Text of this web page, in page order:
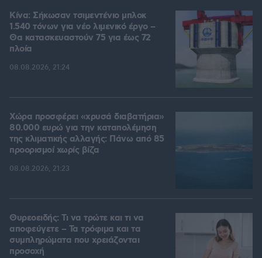
Κίνα: Σήκωσαν τσιμεντένιο μπλοκ
1.540 τόνων για νέο λιμενικό έργο –
Θα κατασκευαστούν 75 για έως 72
πλοία
08.08.2026, 21:24
Χώρα προσφέρει «χρυσά διαβατήρια»
80.000 ευρώ για την καταπολέμηση
της κλιματικής αλλαγής: Πάνω από 85
προορισμοί χωρίς βίζα
08.08.2026, 21:23
Θυρεοειδής: Τι να τρώτε και τι να
αποφεύγετε – Τα τρόφιμα και τα
συμπληρώματα που χρειάζονται
προσοχή